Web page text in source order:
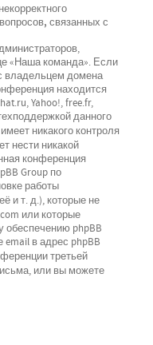
связанных с
«Наша команда». Если
владельцем домена
находится
Yahoo!, free.fr,
данного
никакого контроля
нести никакой
конференция
Group по
работы
и т. д.), которые не
или которые
обеспечению phpBB
в адрес phpBB
третьей
или вы можете